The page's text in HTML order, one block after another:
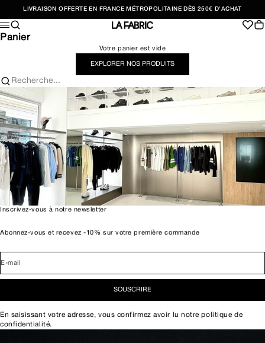
LIVRAISON OFFERTE EN FRANCE MÉTROPOLITAINE DÈS 250€ D'ACHAT
LA FABRIC SHOP
Menu
Recherche
Panier
Votre panier est vide
EXPLORER NOS PRODUITS
Recherche...
Inscrivez-vous à notre newsletter
Abonnez-vous et recevez -10% sur votre première commande
E-mail
SOUSCRIRE
En saisissant votre adresse, vous confirmez avoir lu notrepolitique de
confidentialité.